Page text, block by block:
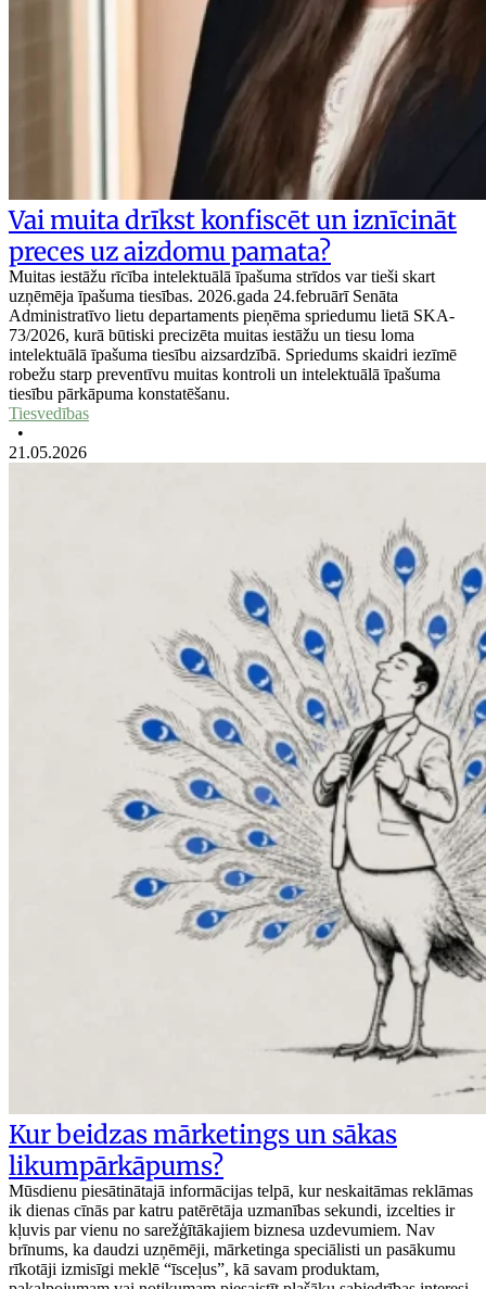
Vai muita drīkst konfiscēt un iznīcināt
preces uz aizdomu pamata?
Muitas iestāžu rīcība intelektuālā īpašuma strīdos var tieši skart
uzņēmēja īpašuma tiesības. 2026.gada 24.februārī Senāta
Administratīvo lietu departaments pieņēma spriedumu lietā SKA-
73/2026, kurā būtiski precizēta muitas iestāžu un tiesu loma
intelektuālā īpašuma tiesību aizsardzībā. Spriedums skaidri iezīmē
robežu starp preventīvu muitas kontroli un intelektuālā īpašuma
tiesību pārkāpuma konstatēšanu.
Tiesvedības
•
21.05.2026
Kur beidzas mārketings un sākas
likumpārkāpums?
Mūsdienu piesātinātajā informācijas telpā, kur neskaitāmas reklāmas
ik dienas cīnās par katru patērētāja uzmanības sekundi, izcelties ir
kļuvis par vienu no sarežģītākajiem biznesa uzdevumiem. Nav
brīnums, ka daudzi uzņēmēji, mārketinga speciālisti un pasākumu
rīkotāji izmisīgi meklē “īsceļus”, kā savam produktam,